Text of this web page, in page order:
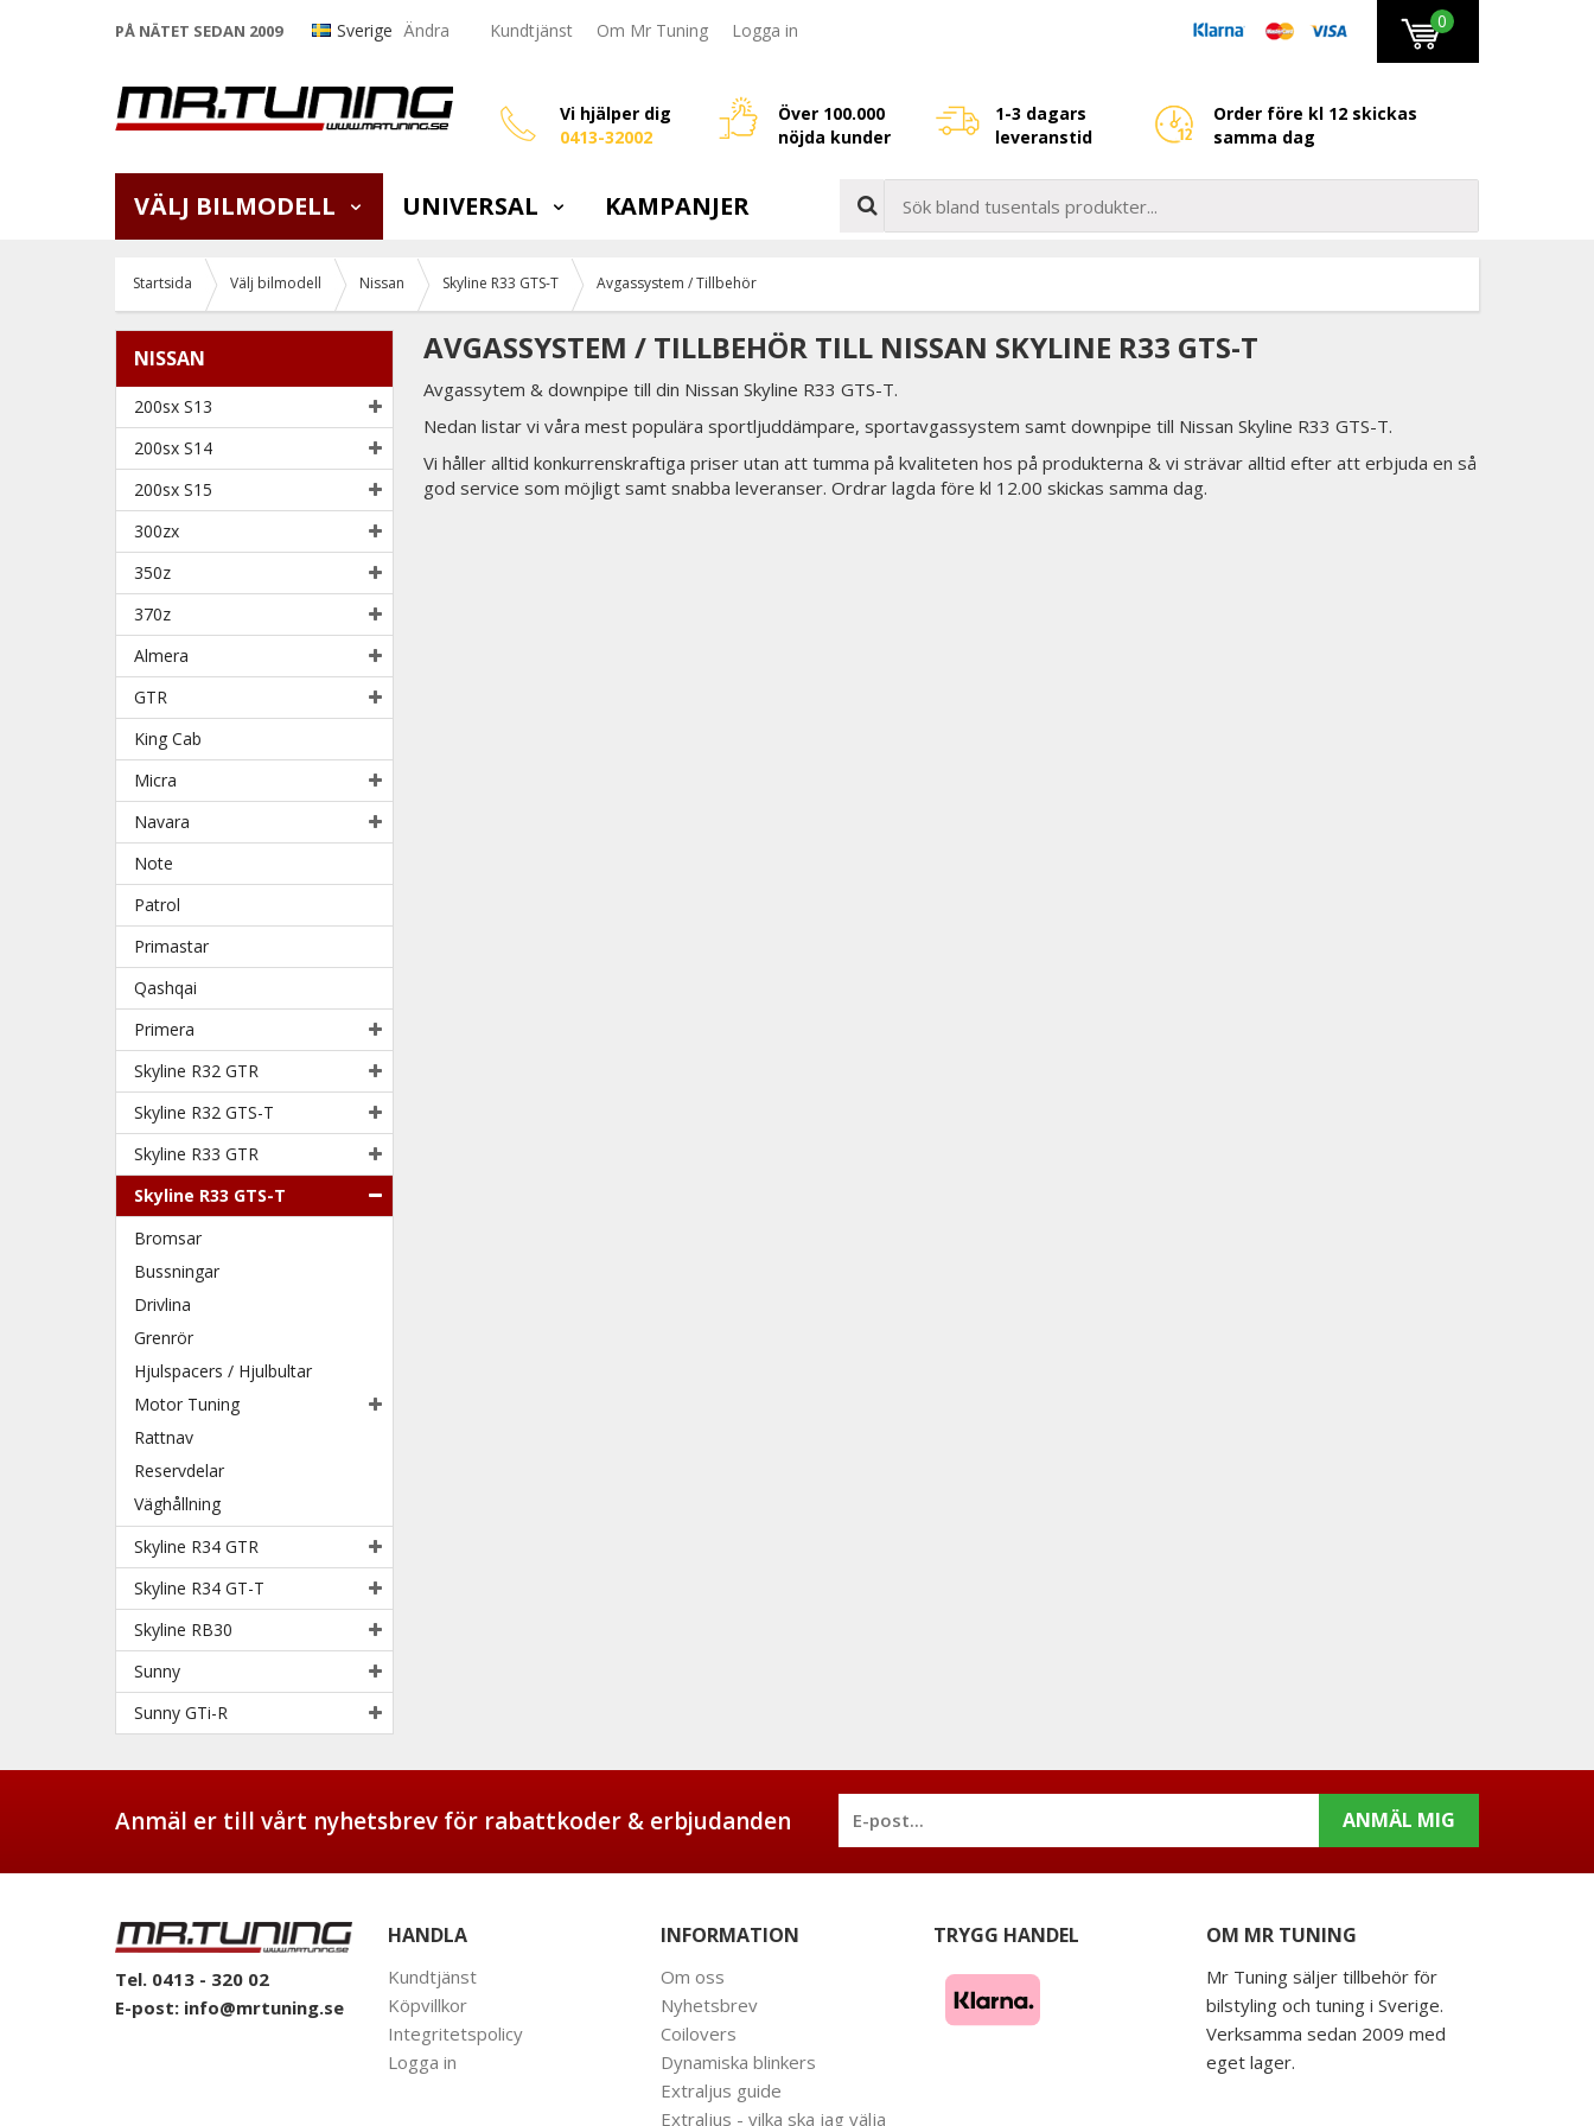
PÅ NÄTET SEDAN 2009 Sverige Ändra Kundtjänst Om Mr Tuning Logga in 0
Vi hjälper dig
0413-32002
Över 100.000
nöjda kunder
1-3 dagars
leveranstid
Order före kl 12 skickas
samma dag
VÄLJ BILMODELL UNIVERSAL KAMPANJER
Startsida Välj bilmodell Nissan Skyline R33 GTS-T Avgassystem / Tillbehör
NISSAN
200sx S13
200sx S14
200sx S15
300zx
350z
370z
Almera
GTR
King Cab
Micra
Navara
Note
Patrol
Primastar
Qashqai
Primera
Skyline R32 GTR
Skyline R32 GTS-T
Skyline R33 GTR
Skyline R33 GTS-T
Bromsar
Bussningar
Drivlina
Grenrör
Hjulspacers / Hjulbultar
Motor Tuning
Rattnav
Reservdelar
Väghållning
Skyline R34 GTR
Skyline R34 GT-T
Skyline RB30
Sunny
Sunny GTi-R
AVGASSYSTEM / TILLBEHÖR TILL NISSAN SKYLINE R33 GTS-T
Avgassytem & downpipe till din Nissan Skyline R33 GTS-T.
Nedan listar vi våra mest populära sportljuddämpare, sportavgassystem samt downpipe till Nissan Skyline R33 GTS-T.
Vi håller alltid konkurrenskraftiga priser utan att tumma på kvaliteten hos på produkterna & vi strävar alltid efter att erbjuda en så
god service som möjligt samt snabba leveranser. Ordrar lagda före kl 12.00 skickas samma dag.
Anmäl er till vårt nyhetsbrev för rabattkoder & erbjudanden ANMÄL MIG
Tel. 0413 - 320 02
E-post: info@mrtuning.se
HANDLA
Kundtjänst
Köpvillkor
Integritetspolicy
Logga in
INFORMATION
Om oss
Nyhetsbrev
Coilovers
Dynamiska blinkers
Extraljus guide
Extraljus - vilka ska jag välja
TRYGG HANDEL OM MR TUNING
Mr Tuning säljer tillbehör för
bilstyling och tuning i Sverige.
Verksamma sedan 2009 med
eget lager.